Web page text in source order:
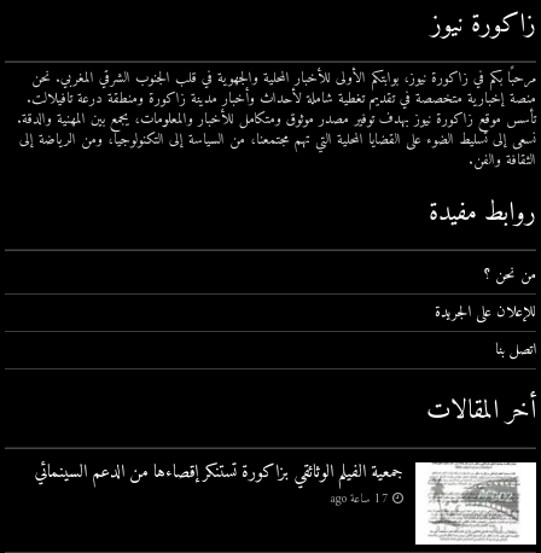
زاكورة نيوز
مرحبًا بكم في زاكورة نيوز، بوابتكم الأولى للأخبار المحلية والجهوية في قلب الجنوب الشرقي المغربي. نحن
منصة إخبارية متخصصة في تقديم تغطية شاملة لأحداث وأخبار مدينة زاكورة ومنطقة درعة تافيلالت.
تأسس موقع زاكورة نيوز بهدف توفير مصدر موثوق ومتكامل للأخبار والمعلومات، يجمع بين المهنية والدقة.
نسعى إلى تسليط الضوء على القضايا المحلية التي تهم مجتمعنا، من السياسة إلى التكنولوجيا، ومن الرياضة إلى
الثقافة والفن.
روابط مفيدة
من نحن ؟
للإعلان على الجريدة
اتصل بنا
أخر المقالات
جمعية الفيلم الوثائقي بزاكورة تستنكر إقصاءها من الدعم السينمائي
17 ساعة ago